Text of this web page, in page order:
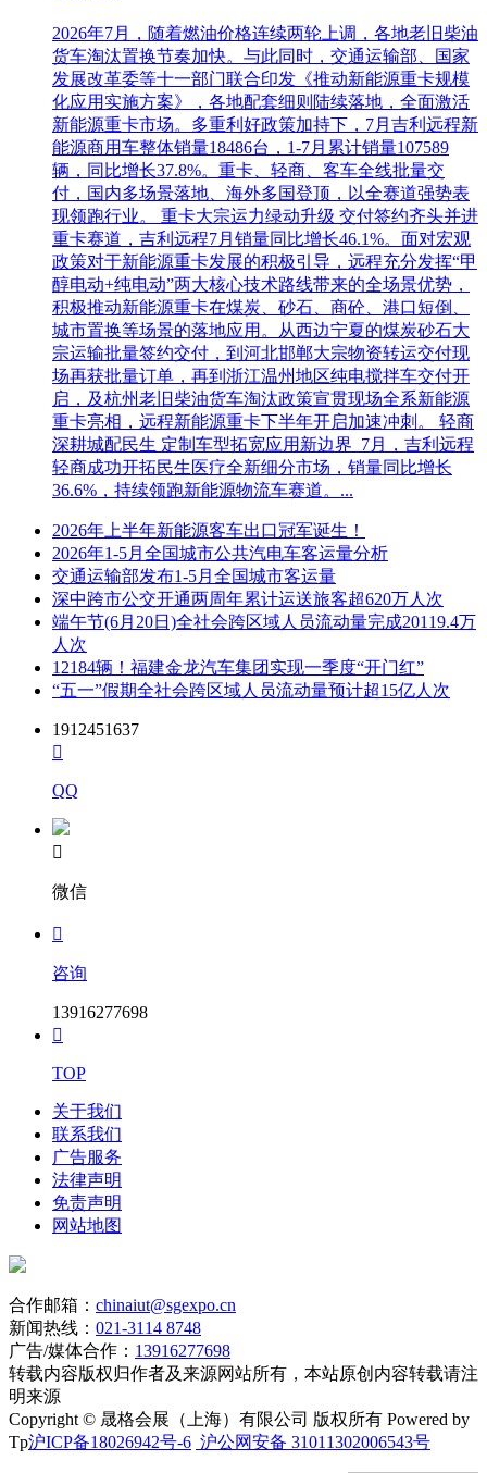
2026年7月，随着燃油价格连续两轮上调，各地老旧柴油
货车淘汰置换节奏加快。与此同时，交通运输部、国家
发展改革委等十一部门联合印发《推动新能源重卡规模
化应用实施方案》，各地配套细则陆续落地，全面激活
新能源重卡市场。多重利好政策加持下，7月吉利远程新
能源商用车整体销量18486台，1-7月累计销量107589
辆，同比增长37.8%。重卡、轻商、客车全线批量交
付，国内多场景落地、海外多国登顶，以全赛道强势表
现领跑行业。 重卡大宗运力绿动升级 交付签约齐头并进
重卡赛道，吉利远程7月销量同比增长46.1%。面对宏观
政策对于新能源重卡发展的积极引导，远程充分发挥“甲
醇电动+纯电动”两大核心技术路线带来的全场景优势，
积极推动新能源重卡在煤炭、砂石、商砼、港口短倒、
城市置换等场景的落地应用。从西边宁夏的煤炭砂石大
宗运输批量签约交付，到河北邯郸大宗物资转运交付现
场再获批量订单，再到浙江温州地区纯电搅拌车交付开
启，及杭州老旧柴油货车淘汰政策宣贯现场全系新能源
重卡亮相，远程新能源重卡下半年开启加速冲刺。 轻商
深耕城配民生 定制车型拓宽应用新边界 7月，吉利远程
轻商成功开拓民生医疗全新细分市场，销量同比增长
36.6%，持续领跑新能源物流车赛道。...
2026年上半年新能源客车出口冠军诞生！
2026年1-5月全国城市公共汽电车客运量分析
交通运输部发布1-5月全国城市客运量
深中跨市公交开通两周年累计运送旅客超620万人次
端午节(6月20日)全社会跨区域人员流动量完成20119.4万
人次
12184辆！福建金龙汽车集团实现一季度“开门红”
“五一”假期全社会跨区域人员流动量预计超15亿人次
1912451637

QQ

微信

咨询
13916277698

TOP
关于我们
联系我们
广告服务
法律声明
免责声明
网站地图
合作邮箱： chinaiut@sgexpo.cn
新闻热线： 021-3114 8748
广告/媒体合作： 13916277698
转载内容版权归作者及来源网站所有，本站原创内容转载请注
明来源
Copyright © 晟格会展（上海）有限公司 版权所有 Powered by
Tp沪ICP备18026942号-6 沪公网安备 31011302006543号